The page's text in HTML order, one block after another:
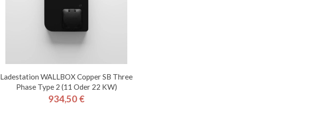
Ladestation WALLBOX Copper SB Three
Phase Type 2 (11 Oder 22 KW)
Preis
934,50 €